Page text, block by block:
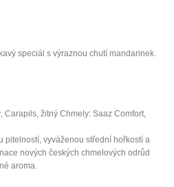
speciál s výraznou chutí mandarinek.
žitný Chmely: Saaz Comfort,
pitelností, vyváženou střední hořkostí a
nových českých chmelových odrůd
aroma.